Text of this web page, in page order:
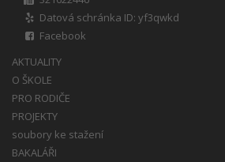
Datová schránka ID: yf3qwkd
Facebook
AKTUALITY
O ŠKOLE
PRO RODIČE
PROJEKTY
soubory ke stažení
BAKALÁŘI